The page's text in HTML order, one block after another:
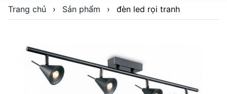
Trang chủ › Sản phẩm › đèn led rọi tranh